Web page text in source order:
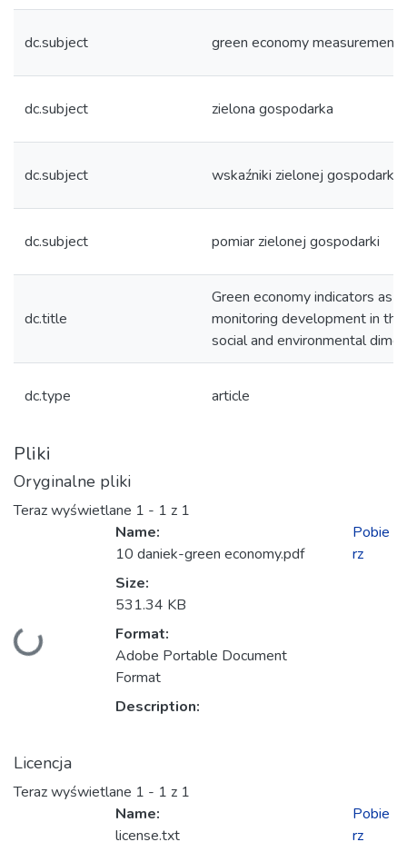
dc.subject green economy measurement
dc.subject zielona gospodarka
dc.subject wskaźniki zielonej gospodarki
dc.subject pomiar zielonej gospodarki
dc.title
Green economy indicators as
monitoring development in the
social and environmental
dc.type article
Pliki
Oryginalne pliki
Teraz wyświetlane 1 - 1 z 1
Ładowanie...
Name:
10 daniek-green economy.pdf
Size:
531.34 KB
Format:
Adobe Portable Document
Format
Description:
Pobie
rz
Licencja
Teraz wyświetlane 1 - 1 z 1
Name:
license.txt
Pobie
rz